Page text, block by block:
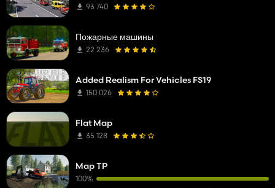
93 740
Пожарные машины
22 236
Added Realism For Vehicles FS19
150 026
Flat Map
35 128
Map TP
100%